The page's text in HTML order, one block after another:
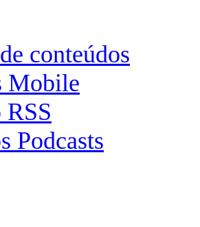
conteúdos
Mobile
RSS
Podcasts